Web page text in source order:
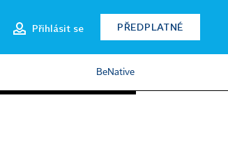
Přihlásit se PŘEDPLATNÉ
BeNative